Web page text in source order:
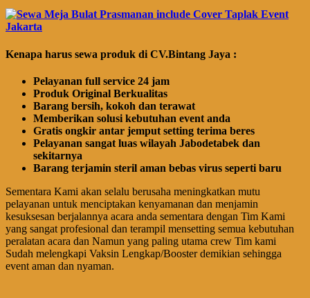
Kenapa harus sewa produk di CV.Bintang Jaya :
Pelayanan full service 24 jam
Produk Original Berkualitas
Barang bersih, kokoh dan terawat
Memberikan solusi kebutuhan event anda
Gratis ongkir antar jemput setting terima beres
Pelayanan sangat luas wilayah Jabodetabek dan
sekitarnya
Barang terjamin steril aman bebas virus seperti baru
Sementara Kami akan selalu berusaha meningkatkan mutu
pelayanan untuk menciptakan kenyamanan dan menjamin
kesuksesan berjalannya acara anda sementara dengan Tim Kami
yang sangat profesional dan terampil mensetting semua kebutuhan
peralatan acara dan Namun yang paling utama crew Tim kami
Sudah melengkapi Vaksin Lengkap/Booster demikian sehingga
event aman dan nyaman.